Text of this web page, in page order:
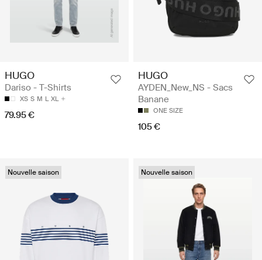
HUGO
Dariso - T-Shirts
XS S M L XL
79.95 €
HUGO
AYDEN_New_NS - Sacs
Banane
ONE SIZE
105 €
Nouvelle saison Nouvelle saison